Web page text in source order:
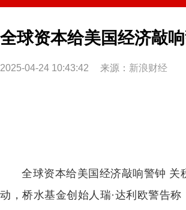
全球资本给美国经济敲
2025-04-24 10:43:42 来源： 新浪财经
全球资本给美国经济敲响警钟 关
动，桥水基金创始人瑞·达利欧警告